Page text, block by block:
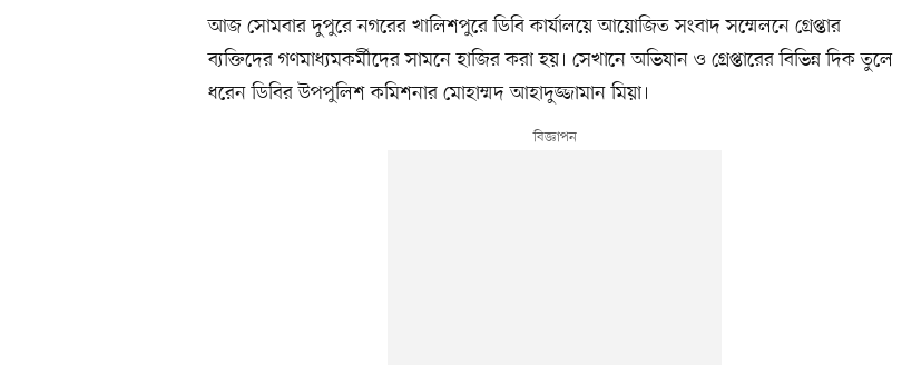
আজ সোমবার দুপুরে নগরের খালিশপুরে ডিবি কার্যালয়ে আয়োজিত সংবাদ সম্মেলনে গ্রেপ্তার
ব্যক্তিদের গণমাধ্যমকর্মীদের সামনে হাজির করা হয়। সেখানে অভিযান ও গ্রেপ্তারের বিভিন্ন দিক তুলে
ধরেন ডিবির উপপুলিশ কমিশনার মোহাম্মদ আহাদুজ্জামান মিয়া।